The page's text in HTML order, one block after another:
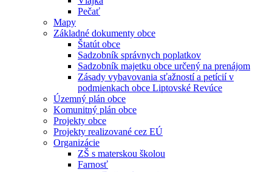
Pečať
Mapy
Základné dokumenty obce
Štatút obce
Sadzobník správnych poplatkov
Sadzobník majetku obce určený na prenájom
Zásady vybavovania sťažností a petícií v
podmienkach obce Liptovské Revúce
Územný plán obce
Komunitný plán obce
Projekty obce
Projekty realizované cez EÚ
Organizácie
ZŠ s materskou školou
Farnosť